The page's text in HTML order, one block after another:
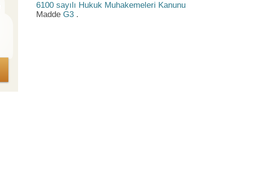
6100 sayılı Hukuk Muhakemeleri Kanunu
Madde G3 .